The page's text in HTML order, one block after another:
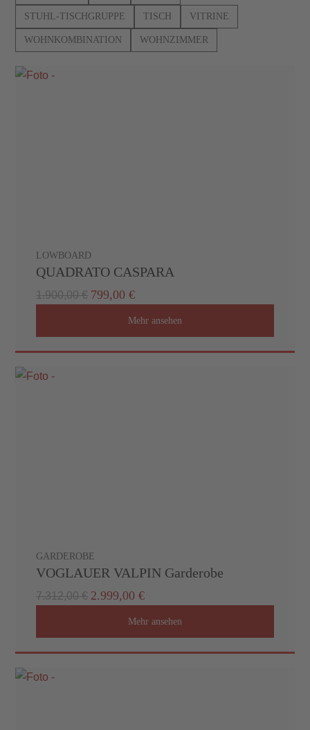
Küchenstudios
Wohnen
Prospekte
STUHL-TISCHGRUPPE TISCH VITRINE
WOHNKOMBINATION WOHNZIMMER
LOWBOARD
QUADRATO CASPARA
1.900,00 € 799,00 €
Mehr ansehen
GARDEROBE
VOGLAUER VALPIN Garderobe
7.312,00 € 2.999,00 €
Mehr ansehen